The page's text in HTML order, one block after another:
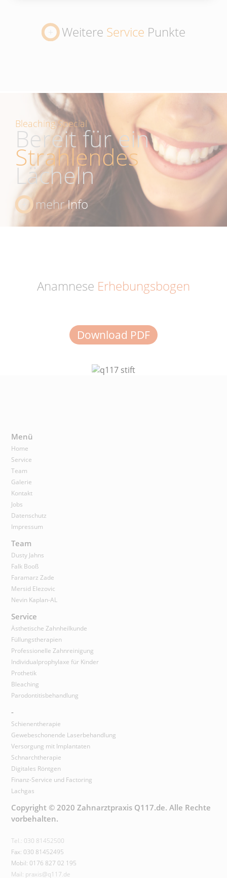
Weitere Service Punkte
Bleaching Special
Bereit für ein
Strahlendes
Lächeln
mehrInfo
Anamnese Erhebungsbogen
Download PDF
Menü
Home
Service
Team
Galerie
Kontakt
Jobs
Datenschutz
Impressum
Team
Dusty Jahns
Falk Booß
Faramarz Zade
Mersid Elezovic
Nevin Kaplan-AL
Service
Ästhetische Zahnheilkunde
Füllungstherapien
Professionelle Zahnreinigung
Individualprophylaxe für Kinder
Prothetik
Bleaching
Parodontitisbehandlung
-
Schienentherapie
Gewebeschonende Laserbehandlung
Versorgung mit Implantaten
Schnarchtherapie
Digitales Röntgen
Finanz-Service und Factoring
Lachgas
Copyright © 2020 Zahnarztpraxis Q117.de. Alle Rechte
vorbehalten.
Tel.: 030 81452500
Fax: 030 81452495
Mobil: 0176 827 02 195
Mail: praxis@q117.de